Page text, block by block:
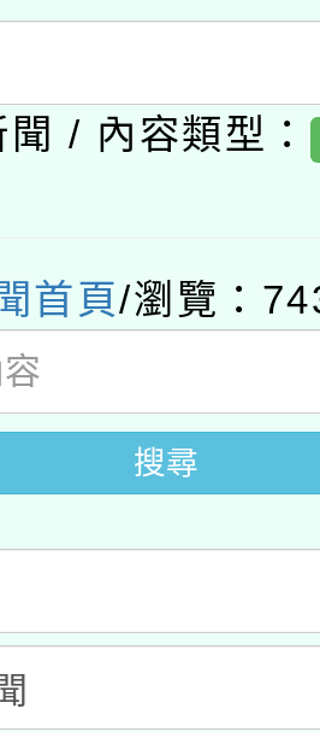
部國民及學前
師範大學辦理
促進學校輔導
教育研究院中
教育政策研討
部國民及學前
長研習實施計
作坊新北場」
習班」招生簡
融平台-教案
簡章
民及學前教育
19疫苗接
象擴大為「滿6
口腔健康促進
2份，請協助
/ 內容類型：
首頁/瀏覽：
搜尋